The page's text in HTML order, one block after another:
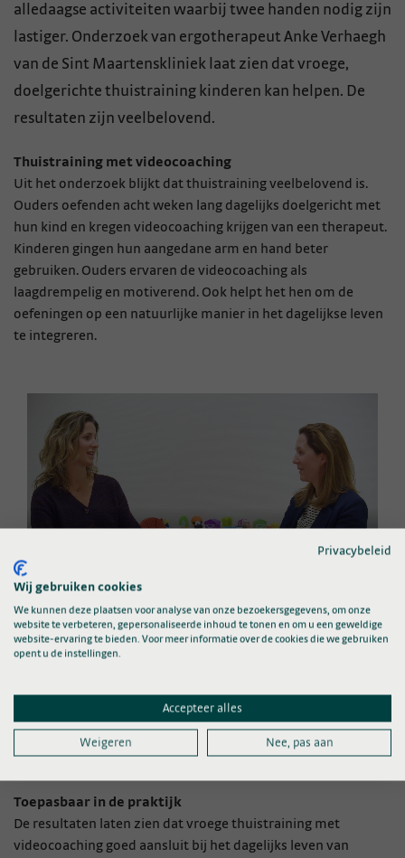
alledaagse activiteiten waarbij twee handen nodig zijn
lastiger. Onderzoek van ergotherapeut Anke Verhaegh
van de Sint Maartenskliniek laat zien dat vroege,
doelgerichte thuistraining kinderen kan helpen. De
resultaten zijn veelbelovend.
Thuistraining met videocoaching
Uit het onderzoek blijkt dat thuistraining veelbelovend is.
Ouders oefenden acht weken lang dagelijks doelgericht met
hun kind en kregen videocoaching krijgen van een therapeut.
Kinderen gingen hun aangedane arm en hand beter
gebruiken. Ouders ervaren de videocoaching als
laagdrempelig en motiverend. Ook helpt het hen om de
oefeningen op een natuurlijke manier in het dagelijkse leven
te integreren.
dat kinderen met licht, geluid en trillingen stimuleert om hun
aangedane arm meer te gebruiken. Vooral bij baby’s die hun
arm nog weinig inzetten, lijkt deze aanpak goed te werken.
Toepasbaar in de praktijk
De resultaten laten zien dat vroege thuistraining met
videocoaching goed aansluit bij het dagelijks leven van
Privacybeleid
Wij gebruiken cookies
We kunnen deze plaatsen voor analyse van onze bezoekersgegevens, om onze
website te verbeteren, gepersonaliseerde inhoud te tonen en om u een geweldige
website-ervaring te bieden. Voor meer informatie over de cookies die we gebruiken
opent u de instellingen.
Accepteer alles
Weigeren Nee, pas aan